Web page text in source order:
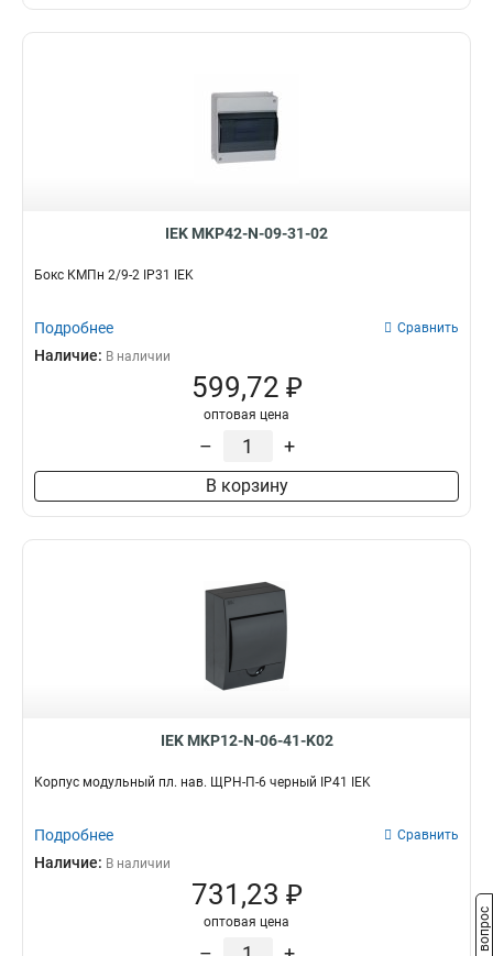
IEK MKP42-N-09-31-02
Бокс КМПн 2/9-2 IP31 IEK
Подробнее Сравнить
Наличие: В наличии
599,72 ₽
оптовая цена
– +
В корзину
IEK MKP12-N-06-41-K02
Корпус модульный пл. нав. ЩРН-П-6 черный IP41 IEK
Подробнее Сравнить
Наличие: В наличии
731,23 ₽
оптовая цена